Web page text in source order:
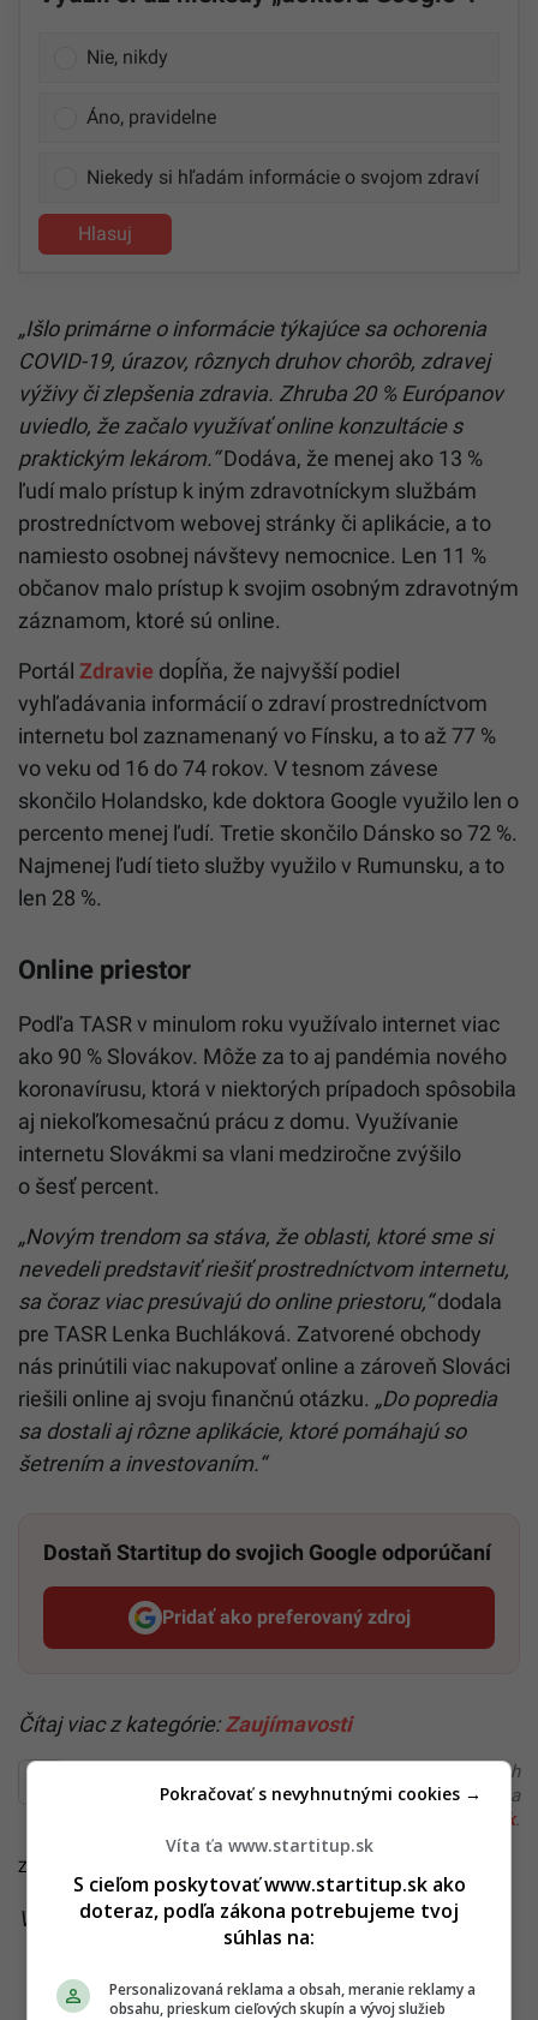
Nie, nikdy
Áno, pravidelne
Niekedy si hľadám informácie o svojom zdraví
Hlasuj
„Išlo primárne o informácie týkajúce sa ochorenia
COVID-19, úrazov, rôznych druhov chorôb, zdravej
výživy či zlepšenia zdravia. Zhruba 20 % Európanov
uviedlo, že začalo využívať online konzultácie s
praktickým lekárom.“Dodáva, že menej ako 13 %
ľudí malo prístup k iným zdravotníckym službám
prostredníctvom webovej stránky či aplikácie, a to
namiesto osobnej návštevy nemocnice. Len 11 %
občanov malo prístup k svojim osobným zdravotným
záznamom, ktoré sú online.
Portál Zdravie dopĺňa, že najvyšší podiel
vyhľadávania informácií o zdraví prostredníctvom
internetu bol zaznamenaný vo Fínsku, a to až 77 %
vo veku od 16 do 74 rokov. V tesnom závese
skončilo Holandsko, kde doktora Google využilo len o
percento menej ľudí. Tretie skončilo Dánsko so 72 %.
Najmenej ľudí tieto služby využilo v Rumunsku, a to
len 28 %.
Online priestor
Podľa TASR v minulom roku využívalo internet viac
ako 90 % Slovákov. Môže za to aj pandémia nového
koronavírusu, ktorá v niektorých prípadoch spôsobila
aj niekoľkomesačnú prácu z domu. Využívanie
internetu Slovákmi sa vlani medziročne zvýšilo
o šesť percent.
„Novým trendom sa stáva, že oblasti, ktoré sme si
nevedeli predstaviť riešiť prostredníctvom internetu,
sa čoraz viac presúvajú do online priestoru,“dodala
pre TASR Lenka Buchláková. Zatvorené obchody
nás prinútili viac nakupovať online a zároveň Slováci
riešili online aj svoju finančnú otázku. „Do popredia
sa dostali aj rôzne aplikácie, ktoré pomáhajú so
šetrením a investovaním.“
Dostaň Startitup do svojich Google odporúčaní
Pridať ako preferovaný zdroj
Startitup, odkaz sa otvorí v
Čítaj viac z kategórie:Zaujímavosti
Ďakujeme, že čítaš Startitup. V prípade, že máš postreh
alebo si našiel v článku chybu, napíš nám na
redakcia@startitup.sk.
Zdroje:
Viac k téme:doktor,google, štatistika,zdravie
Víta ťa www.startitup.sk
S cieľom poskytovať www.startitup.sk ako
doteraz, podľa zákona potrebujeme tvoj
súhlas na:
Personalizovaná reklama a obsah, meranie reklamy a
obsahu, prieskum cieľových skupín a vývoj služieb
Pokračovať s nevyhnutnými cookies →